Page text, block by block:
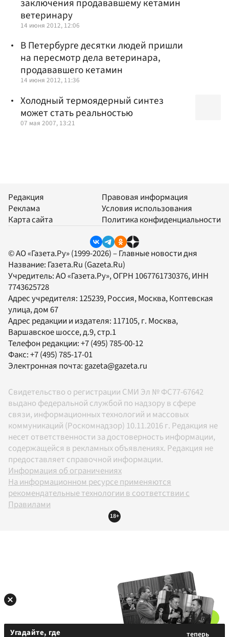
заключения продававшему кетамин
ветеринару
14 июня 2012, 12:06
В Петербурге десятки людей пришли
на пересмотр дела ветеринара,
продававшего кетамин
14 июня 2012, 11:36
Холодный термоядерный синтез
может стать реальностью
07 мая 2007, 13:21
Редакция
Реклама
Карта сайта
Правовая информация
Условия использования
Политика конфиденциальности
© АО «Газета.Ру» (1999-2026) – Главные новости дня
Название: Газета.Ru (Gazeta.Ru)
Учредитель:АО «Газета.Ру», ОГРН 1067761730376, ИНН
7743625728
Адрес учредителя: 125239, Россия, Москва, Коптевская
улица, дом 67
Адрес редакции и издателя: 117105, г. Москва,
Варшавское шоссе, д.9, стр.1
Телефон редакции:+7 (495) 785-00-12
Факс:+7 (495) 785-17-01
Электронная почта:gazeta@gazeta.ru
Свидетельство о регистрации СМИ Эл № ФС77-67642
выдано федеральной службой по надзору в сфере
связи, информационных технологий и массовых
коммуникаций (Роскомнадзор) 10.11.2016 г. Редакция не
несет ответственности за достоверность информации,
содержащейся в рекламных объявлениях. Редакция не
предоставляет справочной информации.
Информация об ограничениях
На информационном ресурсе применяются
рекомендательные технологии в соответствии с
Правилами
18+
Угадайте, где